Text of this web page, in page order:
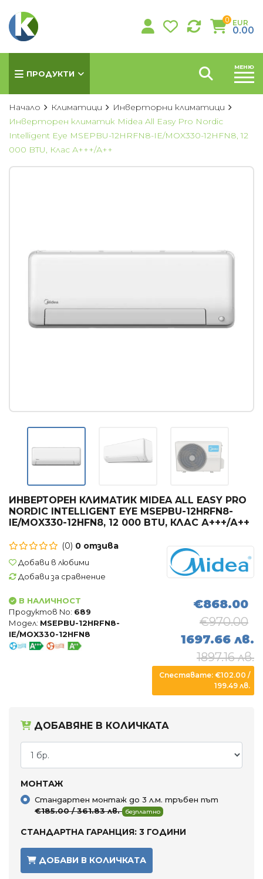
0 EUR
0.00
ПРОДУКТИ
КЛИМАТИЦИ
Хиперинверторни климатици
Канални климатици
КОНВЕКТОРИ
Мултипозиционни бойлери
Термопомпи въздух - вода
ГРИЖА ЗА ВЪЗДУХА
МЕНЮ
Начало Климатици
Инверторни климатици
Инверторен климатик Midea All Easy Pro Nordic
Intelligent Eye MSEPBU-12HRFN8-IE/MOX330-12HFN8, 12
000 BTU, Клас А+++/А++
ИНВЕРТОРЕН КЛИМАТИК MIDEA ALL EASY PRO
NORDIC INTELLIGENT EYE MSEPBU-12HRFN8-
IE/MOX330-12HFN8, 12 000 BTU, КЛАС А+++/А++
(0) 0 отзива
Добави в любими
Добави за сравнение
В НАЛИЧНОСТ
Продуктов No: 689
Модел: MSEPBU-12HRFN8-
IE/MOX330-12HFN8
€868.00
€970.00
1697.66 лв.
1897.16 лв.
Спестявате: €102.00 /
199.49 лв.
ДОБАВЯНЕ В КОЛИЧКАТА
МОНТАЖ
Стандартен монтаж до 3 л.м. тръбен път
€185.00 / 361.83 лв. безплатно
СТАНДАРТНА ГАРАНЦИЯ: 3 ГОДИНИ
ДОБАВИ В КОЛИЧКАТА